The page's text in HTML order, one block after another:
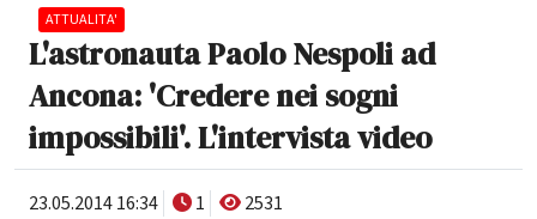
ATTUALITA'
L'astronauta Paolo Nespoli ad
Ancona: 'Credere nei sogni
impossibili'. L'intervista video
23.05.2014 16:34 1
2531